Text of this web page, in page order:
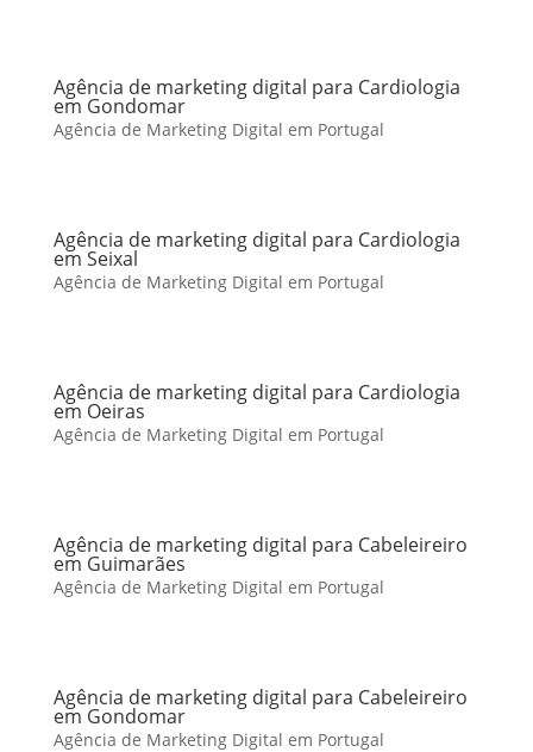
Agência de marketing digital para Cardiologia
em Gondomar
Agência de Marketing Digital em Portugal
Agência de marketing digital para Cardiologia
em Seixal
Agência de Marketing Digital em Portugal
Agência de marketing digital para Cardiologia
em Oeiras
Agência de Marketing Digital em Portugal
Agência de marketing digital para Cabeleireiro
em Guimarães
Agência de Marketing Digital em Portugal
Agência de marketing digital para Cabeleireiro
em Gondomar
Agência de Marketing Digital em Portugal